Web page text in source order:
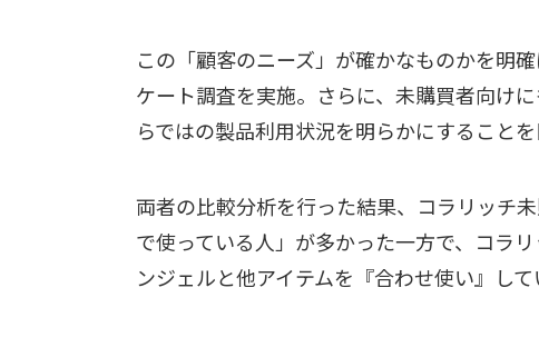
この「顧客のニーズ」が確かなものかを明
ケート調査を実施。さらに、未購買者向け
らではの製品利用状況を明らかにすることを
両者の比較分析を行った結果、コラリッチ
で使っている人」が多かった一方で、コラ
ンジェルと他アイテムを『合わせ使い』し